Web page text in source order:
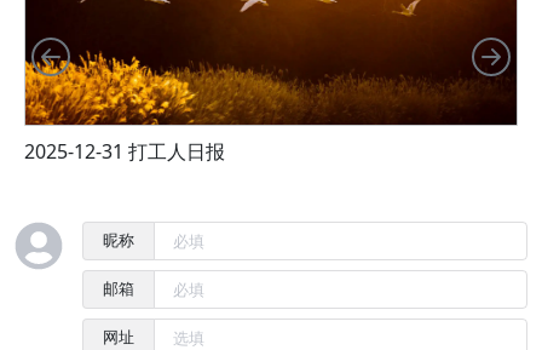
2025-12-31 打工人日报
向左 向
昵称
邮箱
网址